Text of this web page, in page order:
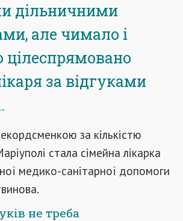
дільничними
але чимало і
цілеспрямовано
за відгуками
за кількістю
стала сімейна лікарка
медико-санітарної допомоги
не треба